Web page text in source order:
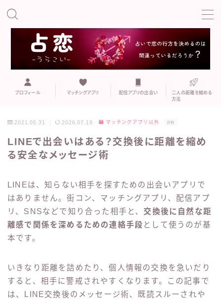
こい
MENU
プロフィール
既婚者専用マッチングアプリ
マッチングアプリ
マッチングアプリでの誘い方や注意点
おすすめの出会いの場
電話占い
プロフィール マッチングアプリ 配信アプリの出会い
二人の距離を縮める
方法
2021.05.31 2026.07.19 マッチングアプリ以外 PR
LINEで出会いはある？交換後に距離を縮め
る安全なメッセージ術
LINEは、知らない相手を探すための出会いアプリで
はありません。街コン、マッチングアプリ、配信アプ
リ、SNSなどで知り合った相手と、 交換後に自然な距
離感で関係を深めるための連絡手段 として使うのが基
本です。
いきなり距離を詰めたり、個人情報の交換を急いだり
すると、相手に警戒されやすくなります。この記事で
は、LINE交換後のメッセージ術、既読スルーされや